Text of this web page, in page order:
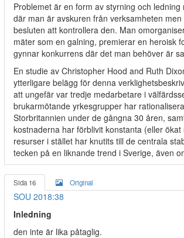
Problemet är en form av styrning och ledning
där man är avskuren från verksamheten
besluten att kontrollera den. Man
mäter som en galning, premierar en heroisk
gynnar konkurrens där det man behöver är
En studie av Christopher Hood and Ruth
ytterligare belägg för denna
att ungefär var tredje medarbetare i
brukarmötande yrkesgrupper har
Storbritannien under de gångna 30 åren,
kostnaderna har förblivit konstanta (eller
resurser i stället har knutits till de centrala
tecken på en liknande trend i Sverige, även
Sida 16 Original
SOU 2018:38
Inledning
den inte är lika påtaglig.